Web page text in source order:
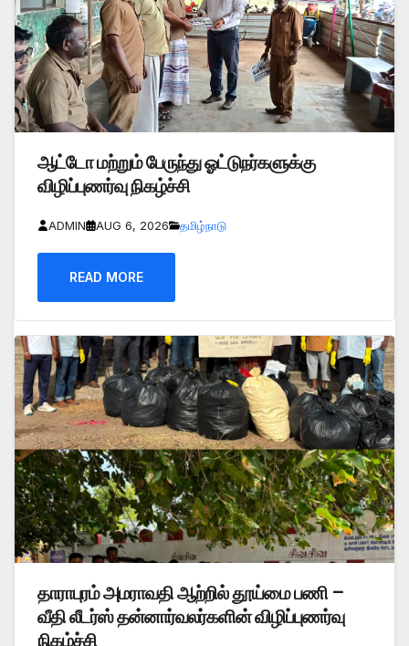
ஆட்டோ மற்றும் பேருந்து ஓட்டுநர்களுக்கு
விழிப்புணர்வு நிகழ்ச்சி
ADMIN AUG 6, 2026 தமிழ்நாடு
READ MORE
தாராபுரம் அமராவதி ஆற்றில் தூய்மை பணி –
வீதி லீடர்ஸ் தன்னார்வலர்களின் விழிப்புணர்வு
நிகழ்ச்சி